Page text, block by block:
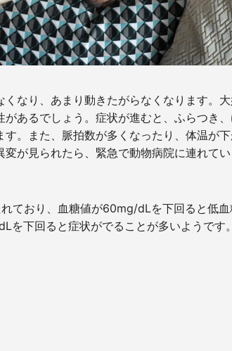
なり、あまり動きたがらなくなります。大
あるでしょう。症状が進むと、ふらつき、
。また、脈拍数が多くなったり、体温が
が見られたら、緊急で動物病院に連れてい
ており、血糖値が60mg/dLを下回ると低血
下回ると症状がでることが多いようです